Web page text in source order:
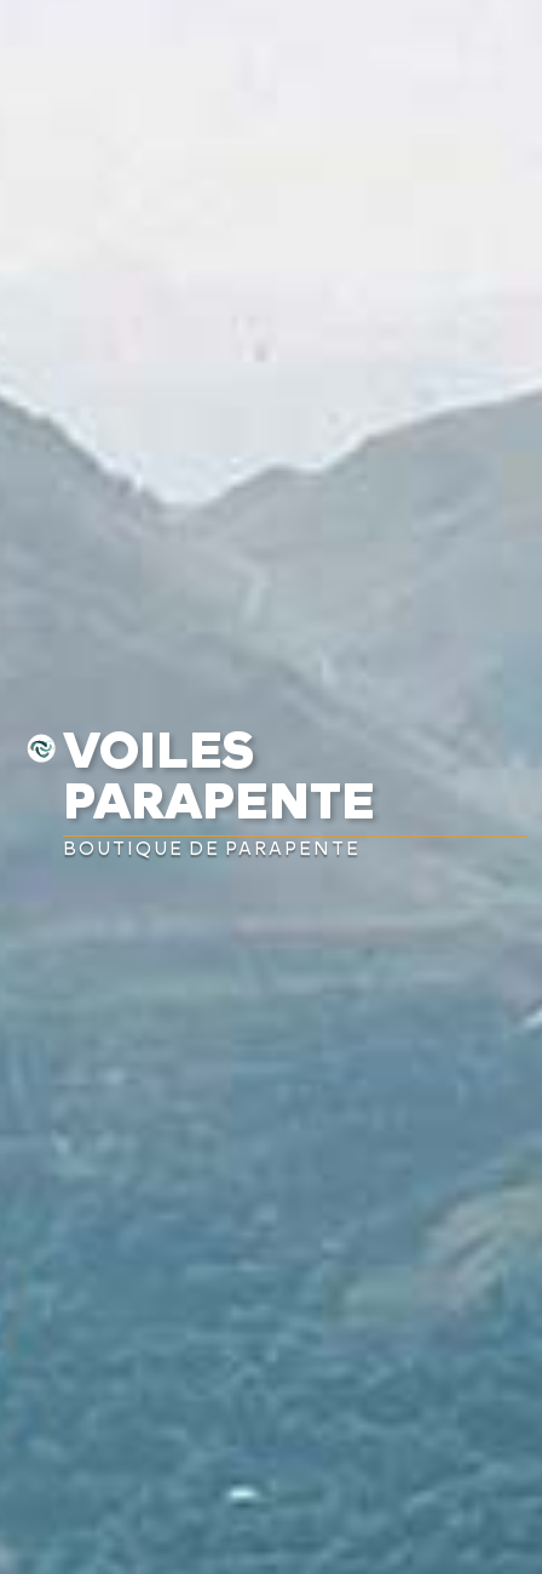
VOILES
PARAPENTE
BOUTIQUE DE PARAPENTE